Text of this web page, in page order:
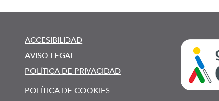
ACCESIBILIDAD
AVISO LEGAL
POLÍTICA DE PRIVACIDAD
POLÍTICA DE COOKIES